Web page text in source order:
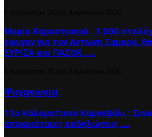
Μαρία Καρυστιανού : 1.000
έφυγαν για τον Αντώνη Σαμαρά,
ΣΥΡΙΖΑ και ΠΑΣΟΚ,…..
Ψυχαγωγία
13ο Καλαματιανό Καρναβάλι :
αποκριάτικες εκδηλώσεις ….